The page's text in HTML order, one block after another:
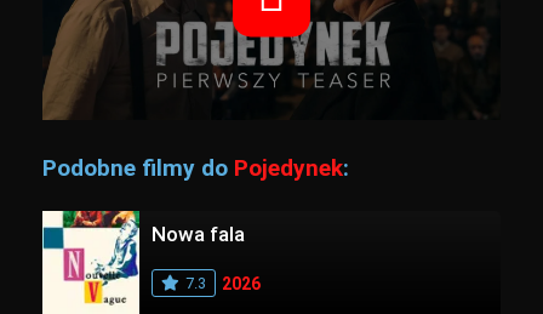
Podobne filmy do Pojedynek:
Nowa fala
7.3 2026